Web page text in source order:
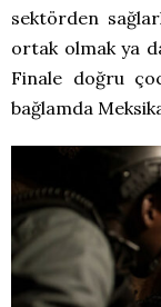
sektörden
ortak olmak ya
Finale doğru
bağlamda